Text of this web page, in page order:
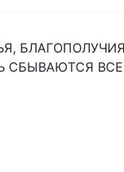
СБЫВАЮТСЯ